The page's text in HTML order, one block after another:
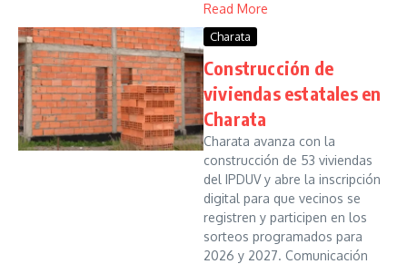
Read More
Charata
Construcción de
viviendas estatales en
Charata
Charata avanza con la
construcción de 53 viviendas
del IPDUV y abre la inscripción
digital para que vecinos se
registren y participen en los
sorteos programados para
2026 y 2027. Comunicación